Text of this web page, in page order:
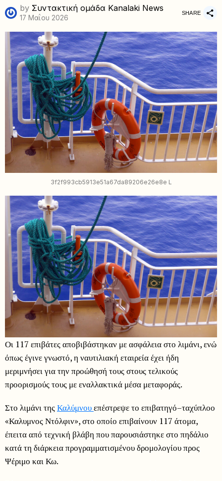
by Συντακτική ομάδα Kanalaki News
17 Μαΐου 2026
SHARE
3f2f993cb5913e51a67da89206e26e8e L
Οι 117 επιβάτες αποβιβάστηκαν με ασφάλεια στο λιμάνι, ενώ
όπως έγινε γνωστό, η ναυτιλιακή εταιρεία έχει ήδη
μεριμνήσει για την προώθησή τους στους τελικούς
προορισμούς τους με εναλλακτικά μέσα μεταφοράς.
Στο λιμάνι τηςΚαλύμνουεπέστρεψε το επιβατηγό–ταχύπλοο
«Καλυμνος Ντόλφιν», στο οποίο επιβαίνουν 117 άτομα,
έπειτα από τεχνική βλάβη που παρουσιάστηκε στο πηδάλιο
κατά τη διάρκεια προγραμματισμένου δρομολογίου προς
Ψέριμο και Κω.